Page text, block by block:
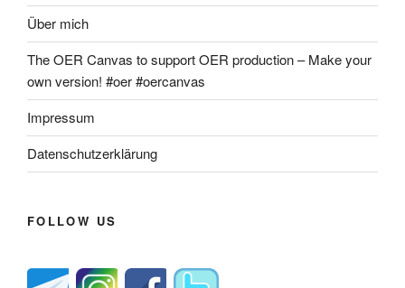
Über mich
The OER Canvas to support OER production – Make your
own version! #oer #oercanvas
Impressum
Datenschutzerklärung
FOLLOW US